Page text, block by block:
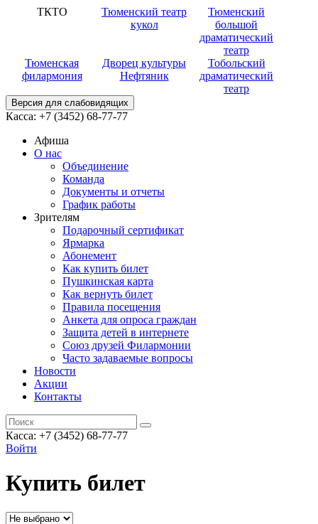
ТКТО
Тюменский театр
кукол
Тюменский
большой
драматический
театр
Тюменская
филармония
Дворец культуры
Нефтяник
Тобольский
драматический
театр
Версия для слабовидящих
Касса: +7 (3452) 68-77-77
Афиша
О нас
Объединение
Команда
Документы и отчеты
График работы
Зрителям
Подарочный сертификат
Ярмарка
Абонемент
Как купить билет
Пушкинская карта
Как вернуть билет
Правила посещения
Анкета для опроса граждан
Защита детей в интернете
Союз друзей Филармонии
Часто задаваемые вопросы
Новости
Акции
Контакты
Касса: +7 (3452) 68-77-77
Войти
Купить билет